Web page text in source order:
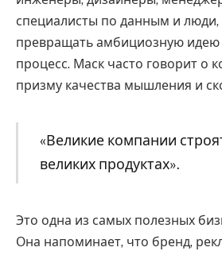
специалисты по данным и
превращать амбициозную
процесс. Маск часто говорит о
призму качества мышления и
«Великие компании
великих продуктах».
Это одна из самых полезных
Она напоминает, что бренд,